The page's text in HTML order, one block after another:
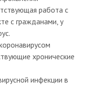
работа с
с гражданами, у
хронические
инфекции в